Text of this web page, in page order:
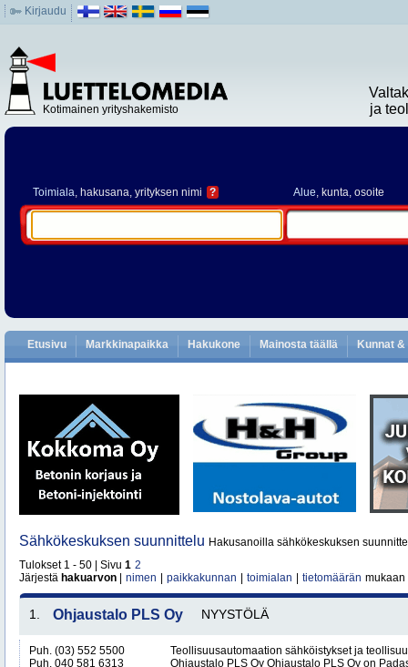
Kirjaudu
Kotimainen yrityshakemisto
ja
Toimiala, hakusana, yrityksen nimi ? Alue, kunta, osoite
Etusivu Markkinapaikka Hakukone Mainosta täällä Kunnat
Sähkökeskuksen suunnittelu Hakusanoilla sähkökeskuksen
Tulokset 1 - 50 | Sivu 1 2
Järjestä hakuarvon nimen paikkakunnan toimialan tietomäärän mukaan
1. Ohjaustalo PLS Oy NYYSTÖLÄ
Puh. (03) 552 5500
Puh. 040 581 6313
Teollisuusautomaation sähköistykset ja
Ohjaustalo PLS Oy Ohjaustalo PLS Oy on